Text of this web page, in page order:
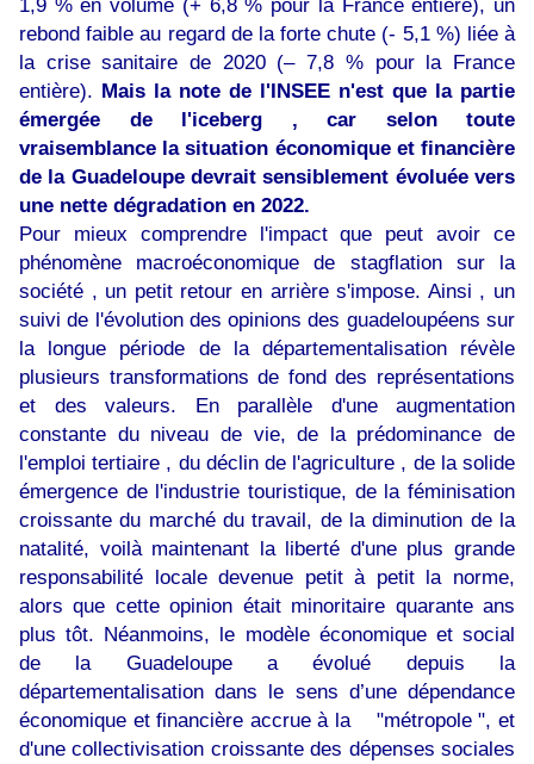
1,9 % en volume (+ 6,8 % pour la France entière), un
rebond faible au regard de la forte chute (- 5,1 %) liée à
la crise sanitaire de 2020 (– 7,8 % pour la France
entière). Mais la note de l'INSEE n'est que la partie
émergée de l'iceberg , car selon toute
vraisemblance la situation économique et financière
de la Guadeloupe devrait sensiblement évoluée vers
une nette dégradation en 2022.
Pour mieux comprendre l'impact que peut avoir ce
phénomène macroéconomique de stagflation sur la
société , un petit retour en arrière s'impose. Ainsi , un
suivi de l'évolution des opinions des guadeloupéens sur
la longue période de la départementalisation révèle
plusieurs transformations de fond des représentations
et des valeurs. En parallèle d'une augmentation
constante du niveau de vie, de la prédominance de
l'emploi tertiaire , du déclin de l'agriculture , de la solide
émergence de l'industrie touristique, de la féminisation
croissante du marché du travail, de la diminution de la
natalité, voilà maintenant la liberté d'une plus grande
responsabilité locale devenue petit à petit la norme,
alors que cette opinion était minoritaire quarante ans
plus tôt. Néanmoins, le modèle économique et social
de la Guadeloupe a évolué depuis la
départementalisation dans le sens d’une dépendance
économique et financière accrue à la "métropole ", et
d'une collectivisation croissante des dépenses sociales